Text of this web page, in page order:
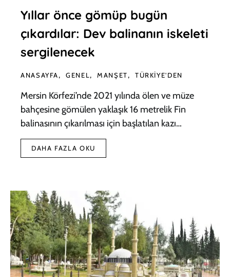
Yıllar önce gömüp bugün
çıkardılar: Dev balinanın iskeleti
sergilenecek
ANASAYFA GENEL MANŞET TÜRKIYE'DEN
Mersin Körfezi’nde 2021 yılında ölen ve müze
bahçesine gömülen yaklaşık 16 metrelik Fin
balinasının çıkarılması için başlatılan kazı…
DAHA FAZLA OKU